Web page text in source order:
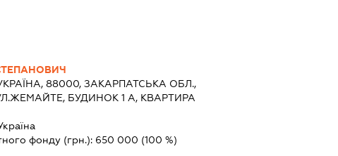
88000, ЗАКАРПАТСЬКА ОБЛ.,
БУДИНОК 1 А, КВАРТИРА
фонду (грн.): 650 000 (100 %)